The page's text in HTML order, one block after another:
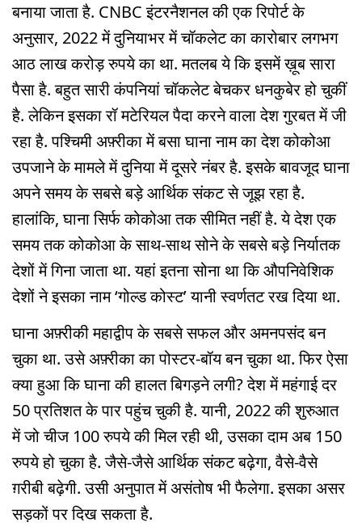
बनाया जाता है. CNBC इंटरनैशनल की एक रिपोर्ट के
अनुसार, 2022 में दुनियाभर में चॉकलेट का कारोबार लगभग
आठ लाख करोड़ रुपये का था. मतलब ये कि इसमें ख़ूब सारा
पैसा है. बहुत सारी कंपनियां चॉकलेट बेचकर धनकुबेर हो चुकीं
है. लेकिन इसका रॉ मटेरियल पैदा करने वाला देश गुरबत में जी
रहा है. पश्चिमी अफ़्रीका में बसा घाना नाम का देश कोकोआ
उपजाने के मामले में दुनिया में दूसरे नंबर है. इसके बावजूद घाना
अपने समय के सबसे बड़े आर्थिक संकट से जूझ रहा है.
हालांकि, घाना सिर्फ कोकोआ तक सीमित नहीं है. ये देश एक
समय तक कोकोआ के साथ-साथ सोने के सबसे बड़े निर्यातक
देशों में गिना जाता था. यहां इतना सोना था कि औपनिवेशिक
देशों ने इसका नाम ‘गोल्ड कोस्ट’ यानी स्वर्णतट रख दिया था.
घाना अफ़्रीकी महाद्वीप के सबसे सफल और अमनपसंद बन
चुका था. उसे अफ़्रीका का पोस्टर-बॉय बन चुका था. फिर ऐसा
क्या हुआ कि घाना की हालत बिगड़ने लगी? देश में महंगाई दर
50 प्रतिशत के पार पहुंच चुकी है. यानी, 2022 की शुरुआत
में जो चीज 100 रुपये की मिल रही थी, उसका दाम अब 150
रुपये हो चुका है. जैसे-जैसे आर्थिक संकट बढ़ेगा, वैसे-वैसे
ग़रीबी बढ़ेगी. उसी अनुपात में असंतोष भी फैलेगा. इसका असर
सड़कों पर दिख सकता है.